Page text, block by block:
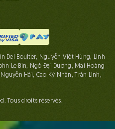
Del Boulter, Nguyễn Việt Hùng, Linh
Le Bin, Ngô Đại Dương, Mai Hoàng
Hải, Cao Kỳ Nhân, Trần Linh,
Tous droits réservés.